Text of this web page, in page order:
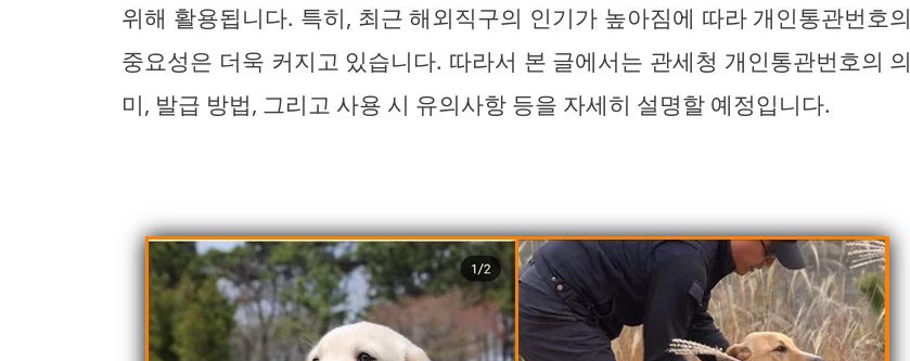
위해 활용됩니다. 특히, 최근 해외직구의 인기가 높아짐에 따라 개인통관번호의
중요성은 더욱 커지고 있습니다. 따라서 본 글에서는 관세청 개인통관번호의 의
미, 발급 방법, 그리고 사용 시 유의사항 등을 자세히 설명할 예정입니다.